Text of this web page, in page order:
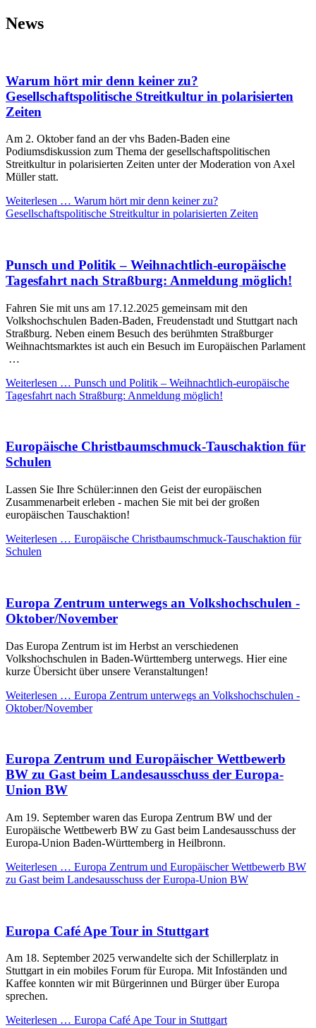
News
Warum hört mir denn keiner zu?
Gesellschaftspolitische Streitkultur in polarisierten
Zeiten
Am 2. Oktober fand an der vhs Baden-Baden eine
Podiumsdiskussion zum Thema der gesellschaftspolitischen
Streitkultur in polarisierten Zeiten unter der Moderation von Axel
Müller statt.
Weiterlesen … Warum hört mir denn keiner zu?
Gesellschaftspolitische Streitkultur in polarisierten Zeiten
Punsch und Politik – Weihnachtlich-europäische
Tagesfahrt nach Straßburg: Anmeldung möglich!
Fahren Sie mit uns am 17.12.2025 gemeinsam mit den
Volkshochschulen Baden-Baden, Freudenstadt und Stuttgart nach
Straßburg. Neben einem Besuch des berühmten Straßburger
Weihnachtsmarktes ist auch ein Besuch im Europäischen Parlament
…
Weiterlesen … Punsch und Politik – Weihnachtlich-europäische
Tagesfahrt nach Straßburg: Anmeldung möglich!
Europäische Christbaumschmuck-Tauschaktion für
Schulen
Lassen Sie Ihre Schüler:innen den Geist der europäischen
Zusammenarbeit erleben - machen Sie mit bei der großen
europäischen Tauschaktion!
Weiterlesen … Europäische Christbaumschmuck-Tauschaktion für
Schulen
Europa Zentrum unterwegs an Volkshochschulen -
Oktober/November
Das Europa Zentrum ist im Herbst an verschiedenen
Volkshochschulen in Baden-Württemberg unterwegs. Hier eine
kurze Übersicht über unsere Veranstaltungen!
Weiterlesen … Europa Zentrum unterwegs an Volkshochschulen -
Oktober/November
Europa Zentrum und Europäischer Wettbewerb
BW zu Gast beim Landesausschuss der Europa-
Union BW
Am 19. September waren das Europa Zentrum BW und der
Europäische Wettbewerb BW zu Gast beim Landesausschuss der
Europa-Union Baden-Württemberg in Heilbronn.
Weiterlesen … Europa Zentrum und Europäischer Wettbewerb BW
zu Gast beim Landesausschuss der Europa-Union BW
Europa Café Ape Tour in Stuttgart
Am 18. September 2025 verwandelte sich der Schillerplatz in
Stuttgart in ein mobiles Forum für Europa. Mit Infoständen und
Kaffee konnten wir mit Bürgerinnen und Bürger über Europa
sprechen.
Weiterlesen … Europa Café Ape Tour in Stuttgart